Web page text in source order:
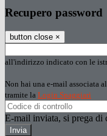
Recupero password
button close ×
all'indirizzo indicato con le
Non hai una e-mail associata
tramite la Login Spaggiari
E-mail inviata, si prega di